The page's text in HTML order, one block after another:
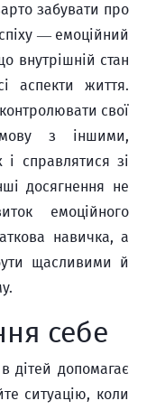
забувати про
— емоційний
внутрішній стан
аспекти життя.
свої
мову з іншими,
справлятися зі
досягнення не
емоційного
навичка, а
щасливими й
себе
дітей допомагає
ситуацію, коли